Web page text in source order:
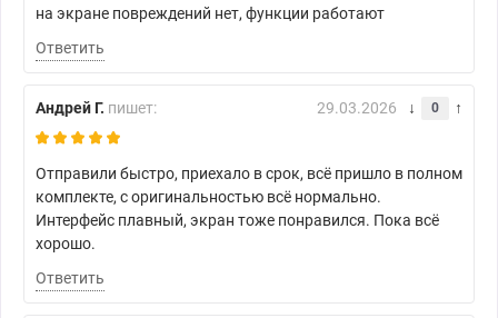
на экране повреждений нет, функции работают
Ответить
Андрей Г. пишет: 29.03.2026 0
Отправили быстро, приехало в срок, всё пришло в полном
комплекте, с оригинальностью всё нормально.
Интерфейс плавный, экран тоже понравился. Пока всё
хорошо.
Ответить